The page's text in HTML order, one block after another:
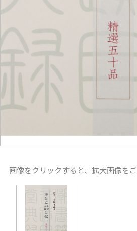
画像をクリックすると、拡大画像を